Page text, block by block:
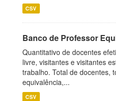
CSV
Banco de Professor
Quantitativo de docentes
livre, visitantes e visitantes
trabalho. Total de docentes,
equivalência,...
CSV